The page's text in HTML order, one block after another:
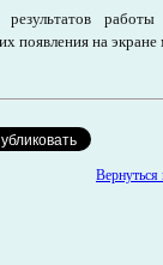
работы
появления на
Вернуться